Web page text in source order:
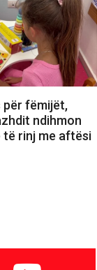
për fëmijët,
ndihmon
të rinj me aftësi